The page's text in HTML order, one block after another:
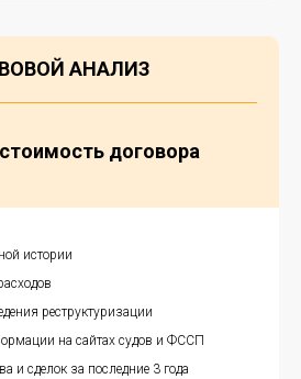
АНАЛИЗ
договора
истории
реструктуризации
на сайтах судов и ФССП
и сделок за последние 3 года